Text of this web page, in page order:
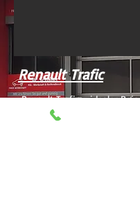
Renault Trafic
Renault Trafic - idealer
- Ausstattung: u.a. Klima